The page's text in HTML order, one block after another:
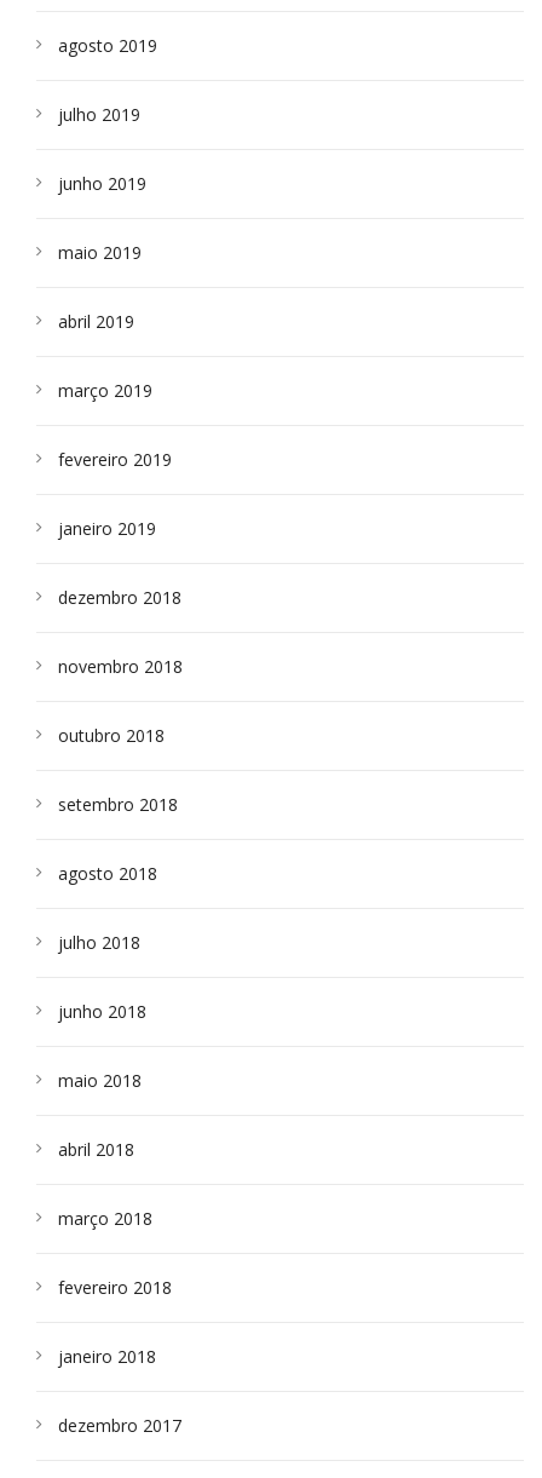
agosto 2019
julho 2019
junho 2019
maio 2019
abril 2019
março 2019
fevereiro 2019
janeiro 2019
dezembro 2018
novembro 2018
outubro 2018
setembro 2018
agosto 2018
julho 2018
junho 2018
maio 2018
abril 2018
março 2018
fevereiro 2018
janeiro 2018
dezembro 2017